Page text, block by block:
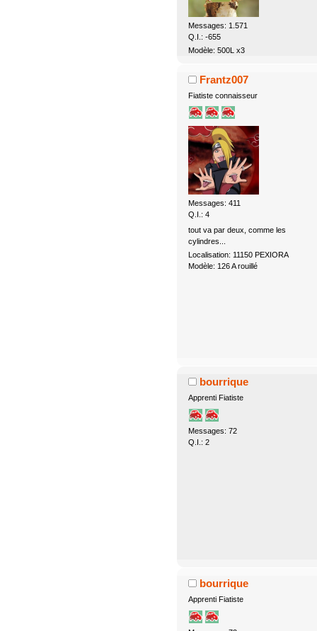
Messages: 1.571
Q.I.: -655
Modèle: 500L x3
Frantz007
Fiatiste connaisseur
Messages: 411
Q.I.: 4
tout va par deux, comme les
cylindres...
Localisation: 11150 PEXIORA
Modèle: 126 A rouillé
bourrique
Apprenti Fiatiste
Messages: 72
Q.I.: 2
bourrique
Apprenti Fiatiste